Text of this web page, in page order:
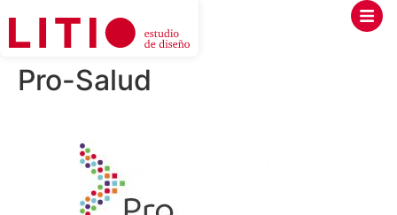
Pro-Salud